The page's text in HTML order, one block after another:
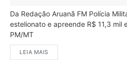
Da Redação Aruanã FM Polícia
estelionato e apreende R$ 11,3 mil
PM/MT
LEIA MAIS